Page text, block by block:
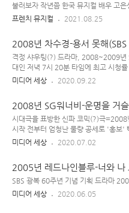
'새 별자리 도래기인 2020년 말~2021
감동 속에 맞이하게 되었다. '누노 레센
불러보자 작년쯤 한국 뮤지컬 배우 고
그램 를 통해 원어로 노래 부르기도 했
이 뮤지컬을 대표하는 곡으로, 2002년 '
되기도 했었다. 불어권 국가에서 많은
가장 '표준'이 되는 건 2000년 초연 때
다니엘 레비(Daniel Lévi)의 녹음 버전
프렌치 뮤지컬 2021.08.25
2008년 차수경-용서 못해
도와 가성비
격정 샤우팅(?) 드라마, 2008~2009년
대인 저녁 7시 20분 타임에 최고 시청
로, 당시 '구은재' 역의 장서희가 '일일
개 속도'가 기존의 한국 드라마에선 잘
션'이었기 때문이다. 당시 30대 나이였
는 KTX급이어서 '노인들 or 가정 주부
타임대 막장 일일극'이었음에도 젊은 층
미디어 세상 2020.09.22
2008년 SG워너비-운명을 거
동쪽), 어쩌다 왕꽃선녀삘
시대극을 표방한 신파 코믹(?)극
시작 전부터 엄청난 물량 공세로 '홍보'
나 '스토리 피크기'에 KBS 에 발리는 수
장 히트친 건 김명민이었고, 2008년
는 였음에도, 이도 저도 아닌 송승헌이
상했다고.. 그 해 연말 끝난 후, 전 포털
미디어 세상 2020.07.02
2005년 레드나인블루-너와 나
의 추억(SBS 패션 70s), 메인보
SBS 광복 60주년 기념 기획 드라마
미디어 세상
2020.06.05